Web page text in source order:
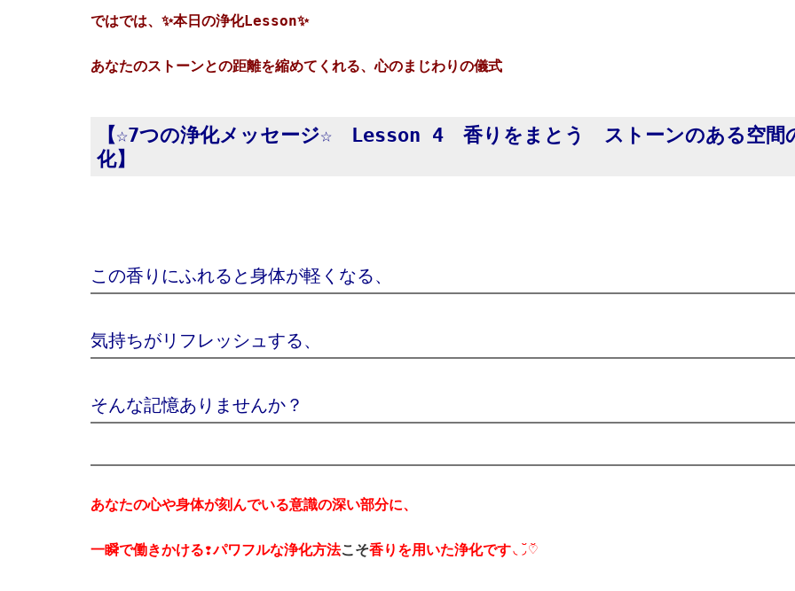
ではでは、✨本日の浄化Lesson✨
あなたのストーンとの距離を縮めてくれる、心のまじわりの儀式
【☆7つの浄化メッセージ☆ Lesson 4 香りをまとう ストーンのある空間
化】
この香りにふれると身体が軽くなる、
気持ちがリフレッシュする、
そんな記憶ありませんか？
あなたの心や身体が刻んでいる意識の深い部分に、
一瞬で働きかける❢パワフルな浄化方法こそ香りを用いた浄化です◟̆◞̆♡